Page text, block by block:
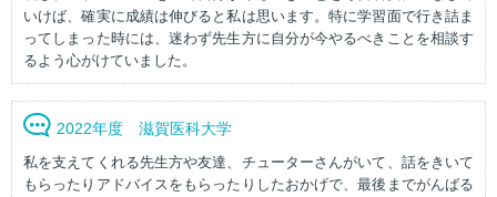
いけば、確実に成績は伸びると私は思います。特に学習面で行き詰ま
ってしまった時には、迷わず先生方に自分が今やるべきことを相談す
るよう心がけていました。
2022年度 滋賀医科大学
私を支えてくれる先生方や友達、チューターさんがいて、話をきいて
もらったりアドバイスをもらったりしたおかげで、最後までがんばる